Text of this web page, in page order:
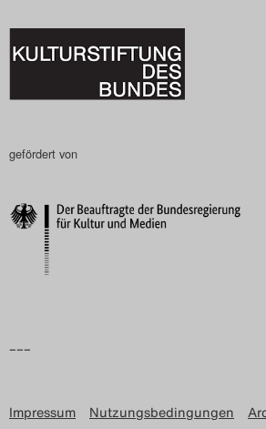
2025
Das
gefördert von
–––
Impressum Nutzungsbedingungen